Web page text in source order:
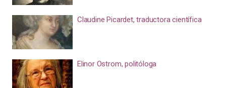
Claudine Picardet, traductora científica
Elinor Ostrom, politóloga